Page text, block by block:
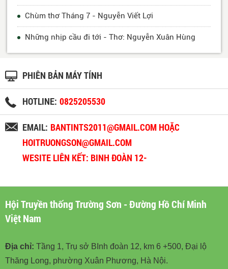
Chùm thơ Tháng 7 - Nguyễn Viết Lợi
Những nhịp cầu đi tới - Thơ: Nguyễn Xuân Hùng
PHIÊN BẢN MÁY TÍNH
HOTLINE: 0825205530
EMAIL: BANTINTS2011@GMAIL.COM HOẶC
HOITRUONGSON@GMAIL.COM
WESITE LIÊN KẾT: BINH ĐOÀN 12-
Hội Truyền thống Trường Sơn - Đường Hồ Chí Minh
Việt Nam
Địa chỉ: Tầng 1, Trụ sở BInh đoàn 12, km 6 +500, Đại lộ
Thăng Long, phường Xuân Phương, Hà Nội.